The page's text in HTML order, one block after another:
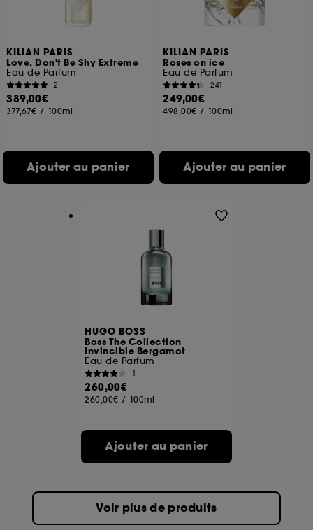
KILIAN PARIS
Love, Don't Be Shy Extreme
Eau de Parfum
2
389,00€
377,67€ / 100ml
Ajouter au panier
KILIAN PARIS
Roses on ice
Eau de Parfum
241
249,00€
498,00€ / 100ml
Ajouter au panier
HUGO BOSS
Boss The Collection
Invincible Bergamot
Eau de Parfum
1
260,00€
260,00€ / 100ml
Ajouter au panier
Voir plus de produits